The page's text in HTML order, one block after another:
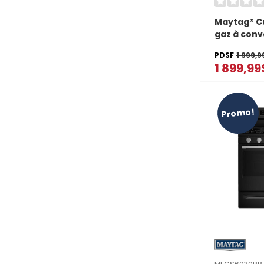
Maytag®
gaz à
gril - 30 po
PDSF 1
1
Promo!